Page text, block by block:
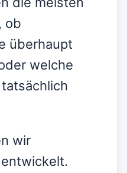
ob
überhaupt
welche
wir